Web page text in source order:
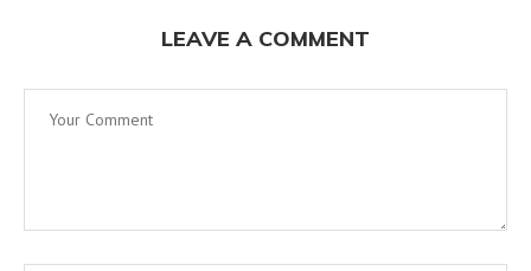
LEAVE A COMMENT